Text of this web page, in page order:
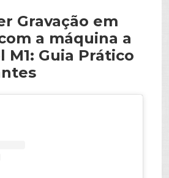
Gravação em
a máquina a
M1: Guia Prático